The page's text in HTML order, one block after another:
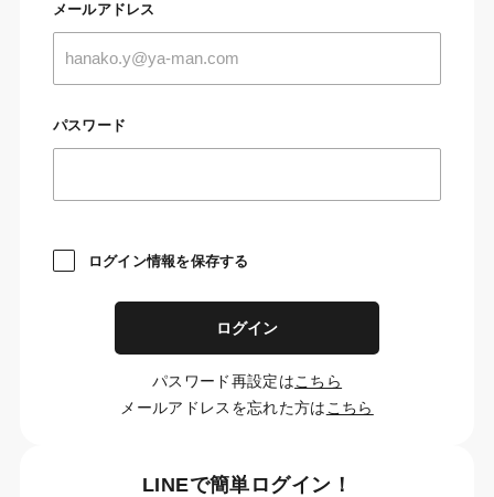
メールアドレス
パスワード
ログイン情報を保存する
ログイン
パスワード再設定はこちら
メールアドレスを忘れた方は こちら
LINEで簡単ログイン！